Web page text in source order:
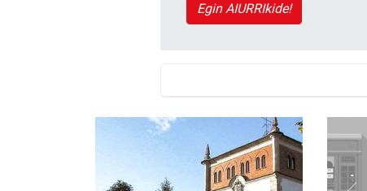
Egin AIURRIkide!